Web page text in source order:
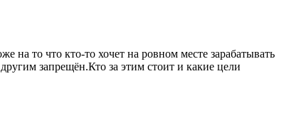
то что кто-то хочет на ровном месте зарабатывать
запрещён.Кто за этим стоит и какие цели